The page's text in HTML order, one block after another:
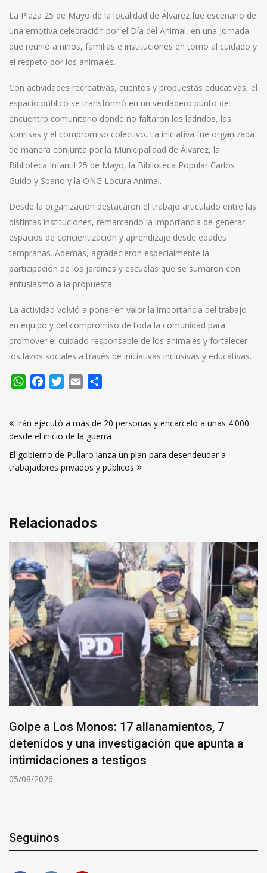
La Plaza 25 de Mayo de la localidad de Álvarez fue escenario de
una emotiva celebración por el Día del Animal, en una jornada
que reunió a niños, familias e instituciones en torno al cuidado y
el respeto por los animales.
Con actividades recreativas, cuentos y propuestas educativas, el
espacio público se transformó en un verdadero punto de
encuentro comunitario donde no faltaron los ladridos, las
sonrisas y el compromiso colectivo. La iniciativa fue organizada
de manera conjunta por la Municipalidad de Álvarez, la
Biblioteca Infantil 25 de Mayo, la Biblioteca Popular Carlos
Guido y Spano y la ONG Locura Animal.
Desde la organización destacaron el trabajo articulado entre las
distintas instituciones, remarcando la importancia de generar
espacios de concientización y aprendizaje desde edades
tempranas. Además, agradecieron especialmente la
participación de los jardines y escuelas que se sumaron con
entusiasmo a la propuesta.
La actividad volvió a poner en valor la importancia del trabajo
en equipo y del compromiso de toda la comunidad para
promover el cuidado responsable de los animales y fortalecer
los lazos sociales a través de iniciativas inclusivas y educativas.
WhatsApp
FacebookTwitter
Email
de
entradas
Irán ejecutó a más de 20 personas y encarceló a unas 4.000
desde el inicio de la guerra
El gobierno de Pullaro lanza un plan para desendeudar a
trabajadores privados y públicos
Relacionados
Golpe a Los Monos: 17 allanamientos, 7
detenidos y una investigación que apunta a
intimidaciones a testigos
05/08/2026
Seguinos